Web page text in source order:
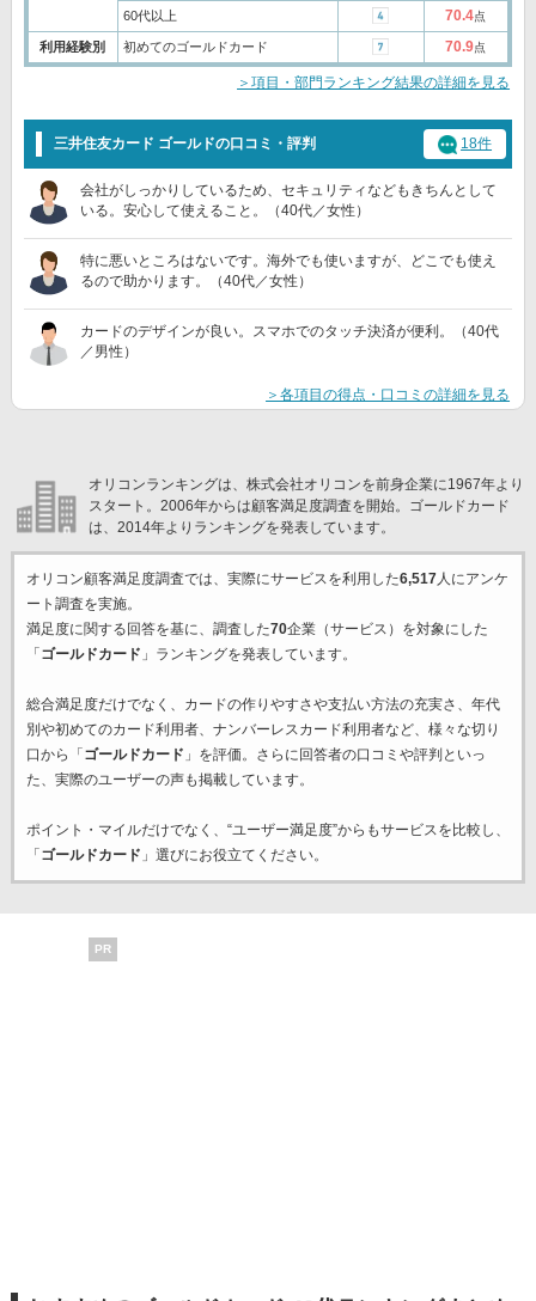
60代以上 70.4点
利用経験別 初めてのゴールドカード 70.9点
＞項目・部門ランキング結果の詳細を見る
三井住友カード ゴールドの口コミ・評判 18件
会社がしっかりしているため、セキュリティなどもきちんとして
いる。安心して使えること。（40代／女性）
特に悪いところはないです。海外でも使いますが、どこでも使え
るので助かります。（40代／女性）
カードのデザインが良い。スマホでのタッチ決済が便利。（40代
／男性）
＞各項目の得点・口コミの詳細を見る
オリコンランキングは、株式会社オリコンを前身企業に1967年より
スタート。2006年からは顧客満足度調査を開始。ゴールドカード
は、2014年よりランキングを発表しています。
オリコン顧客満足度調査では、実際にサービスを利用した6,517人にアンケ
ート調査を実施。
満足度に関する回答を基に、調査した70企業（サービス）を対象にした
「ゴールドカード 」ランキングを発表しています。
総合満足度だけでなく、カードの作りやすさや支払い方法の充実さ、年代
別や初めてのカード利用者、ナンバーレスカード利用者など、様々な切り
口から「ゴールドカード 」を評価。さらに回答者の口コミや評判といっ
た、実際のユーザーの声も掲載しています。
ポイント・マイルだけでなく、“ユーザー満足度”からもサービスを比較し、
「ゴールドカード 」選びにお役立てください。
PR